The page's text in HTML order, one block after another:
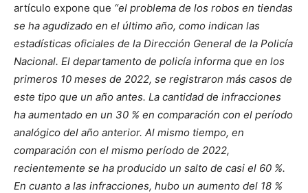
artículo expone que “el problema de los robos en tiendas
se ha agudizado en el último año, como indican las
estadísticas oficiales de la Dirección General de la Policía
Nacional. El departamento de policía informa que en los
primeros 10 meses de 2022, se registraron más casos de
este tipo que un año antes. La cantidad de infracciones
ha aumentado en un 30 % en comparación con el período
analógico del año anterior. Al mismo tiempo, en
comparación con el mismo período de 2022,
recientemente se ha producido un salto de casi el 60 %.
En cuanto a las infracciones, hubo un aumento del 18 %